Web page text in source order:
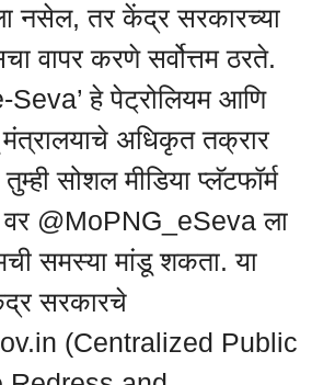
नसेल, तर केंद्र सरकारच्या
वापर करणे सर्वोत्तम ठरते.
Seva’ हे पेट्रोलियम आणि
मंत्रालयाचे अधिकृत तक्रार
सोशल मीडिया प्लॅटफॉर्म
वर @MoPNG_eSeva ला
समस्या मांडू शकता. या
सरकारचे
(Centralized Public